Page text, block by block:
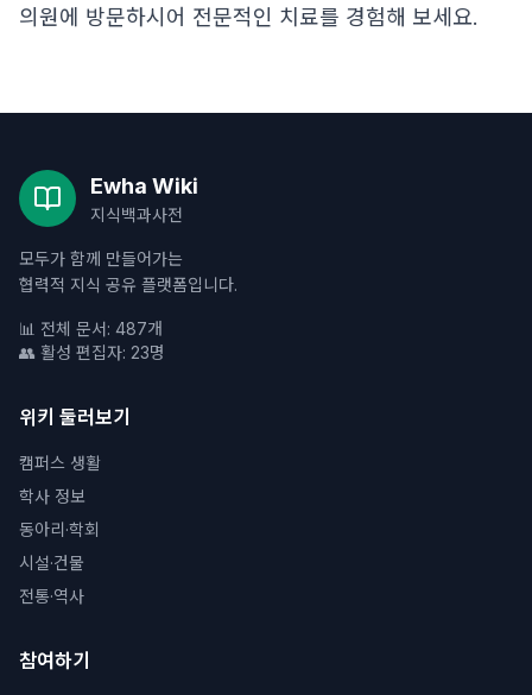
의원에 방문하시어 전문적인 치료를 경험해 보세요.
Ewha Wiki
지식백과사전
모두가 함께 만들어가는
협력적 지식 공유 플랫폼입니다.
📊 전체 문서: 487개
👥 활성 편집자: 23명
위키 둘러보기
캠퍼스 생활
학사 정보
동아리·학회
시설·건물
전통·역사
참여하기